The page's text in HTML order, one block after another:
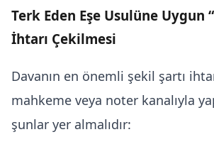
Terk Eden Eşe Usulüne Uygun
İhtarı Çekilmesi
Davanın en önemli şekil şartı
mahkeme veya noter kanalıyla
şunlar yer almalıdır: